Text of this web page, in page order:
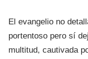
El evangelio no
portentoso pero sí
multitud, cautivada